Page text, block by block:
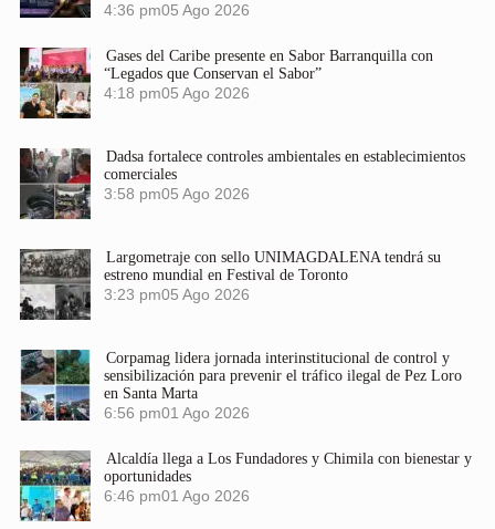
4:36 pm05 Ago 2026
Gases del Caribe presente en Sabor Barranquilla con
“Legados que Conservan el Sabor”
4:18 pm05 Ago 2026
Dadsa fortalece controles ambientales en establecimientos
comerciales
3:58 pm05 Ago 2026
Largometraje con sello UNIMAGDALENA tendrá su
estreno mundial en Festival de Toronto
3:23 pm05 Ago 2026
Corpamag lidera jornada interinstitucional de control y
sensibilización para prevenir el tráfico ilegal de Pez Loro
en Santa Marta
6:56 pm01 Ago 2026
Alcaldía llega a Los Fundadores y Chimila con bienestar y
oportunidades
6:46 pm01 Ago 2026